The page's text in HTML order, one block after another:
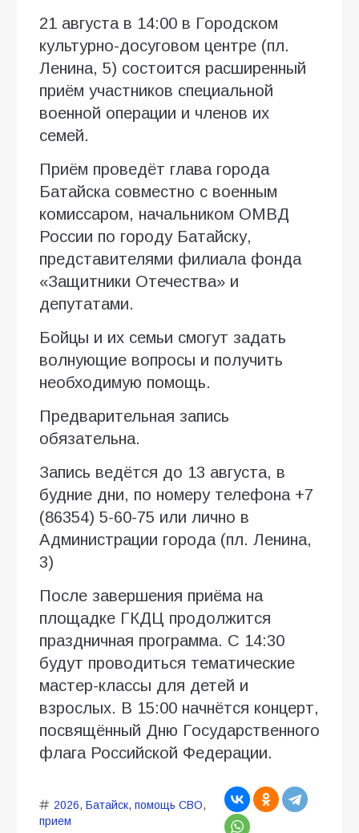
21 августа в 14:00 в Городском
культурно-досуговом центре (пл.
Ленина, 5) состоится расширенный
приём участников специальной
военной операции и членов их
семей.
Приём проведёт глава города
Батайска совместно с военным
комиссаром, начальником ОМВД
России по городу Батайску,
представителями филиала фонда
«Защитники Отечества» и
депутатами.
Бойцы и их семьи смогут задать
волнующие вопросы и получить
необходимую помощь.
Предварительная запись
обязательна.
Запись ведётся до 13 августа, в
будние дни, по номеру телефона +7
(86354) 5-60-75 или лично в
Администрации города (пл. Ленина,
3)
После завершения приёма на
площадке ГКДЦ продолжится
праздничная программа. С 14:30
будут проводиться тематические
мастер-классы для детей и
взрослых. В 15:00 начнётся концерт,
посвящённый Дню Государственного
флага Российской Федерации.
2026, Батайск, помощь СВО,
прием